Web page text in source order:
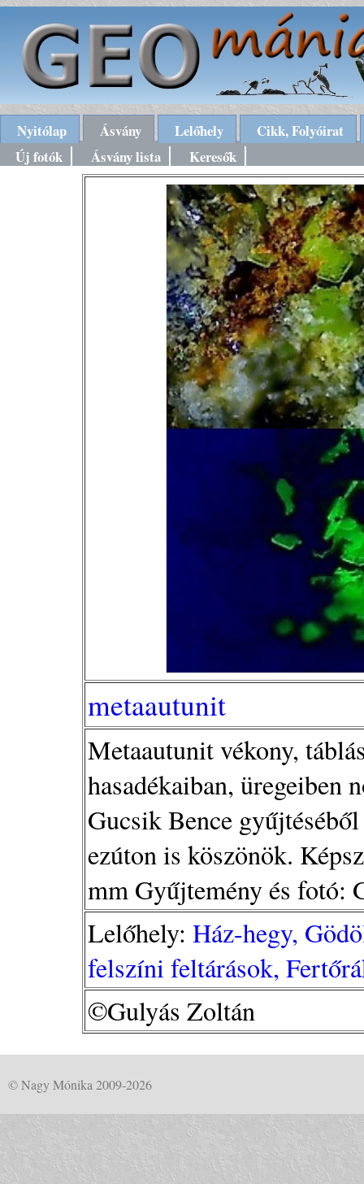
Nyitólap Ásvány Lelőhely
Cikk, Folyóirat
Új fotók
Ásvány lista Keresők
metaautunit
Metaautunit vékony,
hasadékaiban, üregeiben
Gucsik Bence
ezúton is köszönök.
mm Gyűjtemény és fotó:
Lelőhely: Ház-hegy,
felszíni feltárások,
©Gulyás Zoltán
© Nagy Mónika 2009-2026